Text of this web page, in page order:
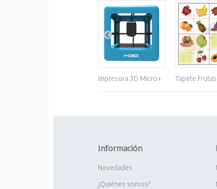
Impresora 3D Micro+ Tapete Frutas
Información
Novedades
¿Quiénes somos?